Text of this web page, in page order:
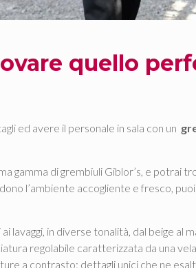
quello
ed avere il personale in sala con un
gamma di grembiuli Giblor’s, e potrai
l’ambiente accogliente e fresco,
lavaggi, in diverse tonalità, dal beige al
regolabile caratterizzata da una
a contrasto: dettagli unici che ne